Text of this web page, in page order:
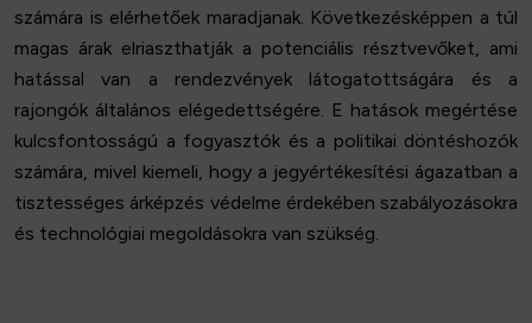
számára is elérhetőek maradjanak. Következésképpen a túl
magas árak elriaszthatják a potenciális résztvevőket, ami
hatással van a rendezvények látogatottságára és a
rajongók általános elégedettségére. E hatások megértése
kulcsfontosságú a fogyasztók és a politikai döntéshozók
számára, mivel kiemeli, hogy a jegyértékesítési ágazatban a
tisztességes árképzés védelme érdekében szabályozásokra
és technológiai megoldásokra van szükség.